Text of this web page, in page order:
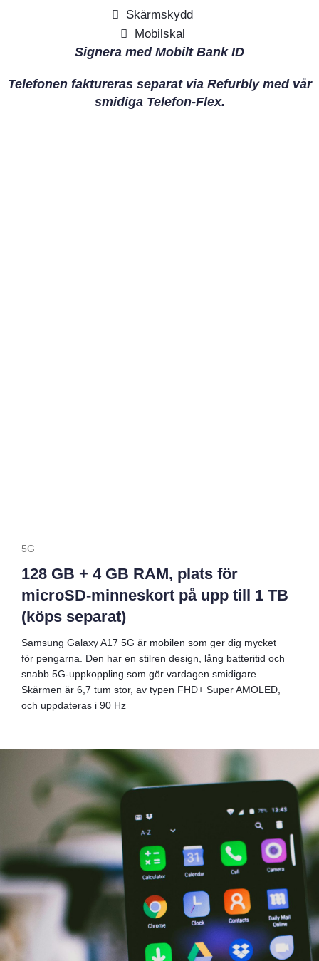
Skärmskydd
Mobilskal
Signera med Mobilt Bank ID
Telefonen faktureras separat via Refurbly med vår
smidiga Telefon-Flex.
5G
128 GB + 4 GB RAM, plats för
microSD-minneskort på upp till 1 TB
(köps separat)
Samsung Galaxy A17 5G är mobilen som ger dig mycket
för pengarna. Den har en stilren design, lång batteritid och
snabb 5G-uppkoppling som gör vardagen smidigare.
Skärmen är 6,7 tum stor, av typen FHD+ Super AMOLED,
och uppdateras i 90 Hz